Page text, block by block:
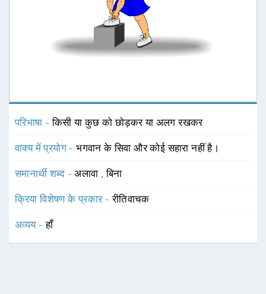
परिभाषा -किसी या कुछ को छोड़कर या अलग रखकर
वाक्य में प्रयोग -भगवान के सिवा और कोई सहारा नहीं है।
समानार्थी शब्द -अलावा ,बिना
क्रिया विशेषण के प्रकार -रीतिवाचक
अव्यय -हाँ